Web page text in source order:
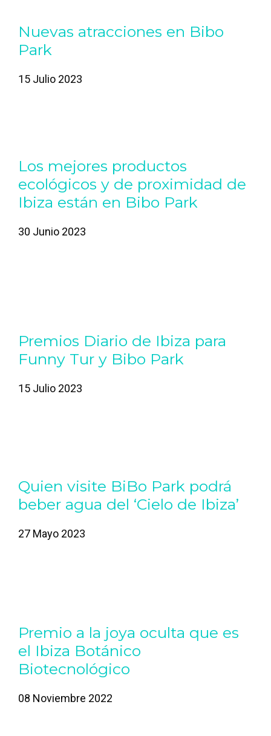
Nuevas atracciones en Bibo
Park
15 Julio 2023
Los mejores productos
ecológicos y de proximidad de
Ibiza están en Bibo Park
30 Junio 2023
Premios Diario de Ibiza para
Funny Tur y Bibo Park
15 Julio 2023
Quien visite BiBo Park podrá
beber agua del ‘Cielo de Ibiza’
27 Mayo 2023
Premio a la joya oculta que es
el Ibiza Botánico
Biotecnológico
08 Noviembre 2022